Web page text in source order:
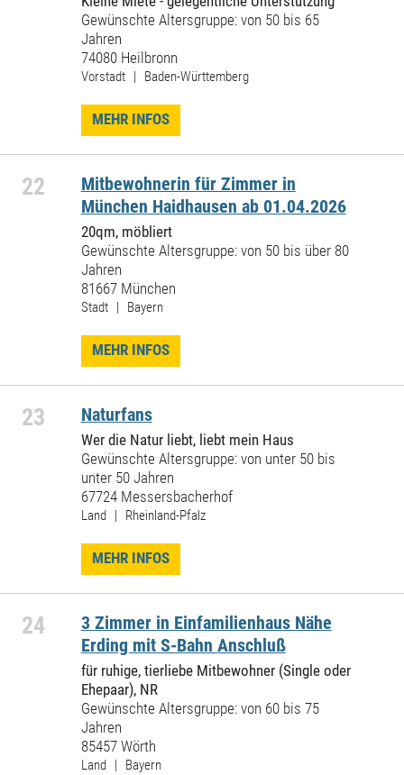
Gewünschte Altersgruppe: von 50 bis 65
Jahren
74080 Heilbronn
Vorstadt | Baden-Württemberg
MEHR INFOS
22
Mitbewohnerin für Zimmer in
München Haidhausen ab 01.04.2026
20qm, möbliert
Gewünschte Altersgruppe: von 50 bis über 80
Jahren
81667 München
Stadt | Bayern
MEHR INFOS
23 Naturfans
Wer die Natur liebt, liebt mein Haus
Gewünschte Altersgruppe: von unter 50 bis
unter 50 Jahren
67724 Messersbacherhof
Land | Rheinland-Pfalz
MEHR INFOS
24
3 Zimmer in Einfamilienhaus Nähe
Erding mit S-Bahn Anschluß
für ruhige, tierliebe Mitbewohner (Single oder
Ehepaar), NR
Gewünschte Altersgruppe: von 60 bis 75
Jahren
85457 Wörth
Land | Bayern